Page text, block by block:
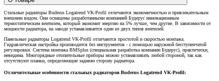
Стальные радиаторы Buderus Logatrend VK-Profil отличаются экономичностью и привлекательным
внешним видом. Они оснащены разработанными компанией Будерус инновационным
термостатическим вентилем, который экономит энергию на 5% лучше, чем другие. В зависимости от
мощности радиатора, на заводе устанавливается один из двух типов вентилей.
Панельные радиаторы Logatrend VK-Profil отличаются простотой и скоростью монтажа.
Гидравлическая настройка производится без инструментов - с помощью наружной бесступенчатой
регулировки. Система монтажа BMSplus (специальная разработка компании Будерус), практически,
невидима. Многорядные отопительные приборы можно устанавливать любой стороной, так как
отсутствуют планки, определяющие заднюю сторону радиатора.
Отличительные особенности стальных радиаторов Buderus Logatrend VK-Profil: